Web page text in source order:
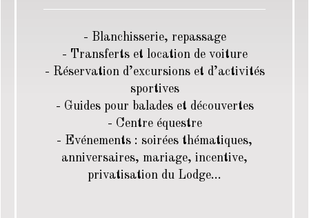
- Blanchisserie, repassage
- Transferts et location de voiture
- Réservation d’excursions et d’activités
sportives
- Guides pour balades et découvertes
- Centre équestre
- Evénements : soirées thématiques,
anniversaires, mariage, incentive,
privatisation du Lodge…